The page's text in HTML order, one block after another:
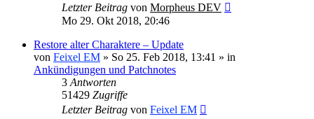
Letzter Beitrag von Morpheus DEV
Mo 29. Okt 2018, 20:46
Restore alter Charaktere – Update
von Feixel EM » So 25. Feb 2018, 13:41 » in
Ankündigungen und Patchnotes
3 Antworten
51429 Zugriffe
Letzter Beitrag von Feixel EM